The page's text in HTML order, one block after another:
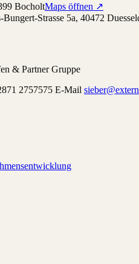
BocholtMaps öffnen ↗
Bungert-Strasse 5a, 40472
2757575 E-Mail